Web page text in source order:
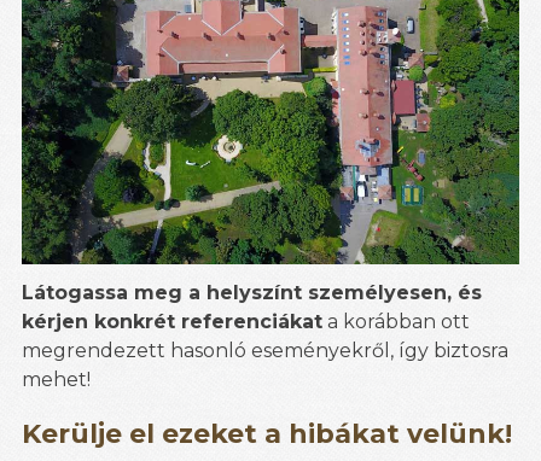
Látogassa meg a helyszínt személyesen, és
kérjen konkrét referenciákat a korábban ott
megrendezett hasonló eseményekről, így biztosra
mehet!
Kerülje el ezeket a hibákat velünk!